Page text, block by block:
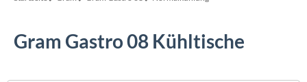
Gram Gastro 08 Kühltische